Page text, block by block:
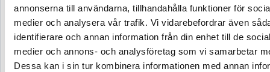
annonserna till användarna, tillhandahålla funktioner för
medier och analysera vår trafik. Vi vidarebefordrar även
identifierare och annan information från din enhet till de
medier och annons- och analysföretag som vi samarbetar
Dessa kan i sin tur kombinera informationen med annan
1 595 kr
Köp
1 495 kr
Köp